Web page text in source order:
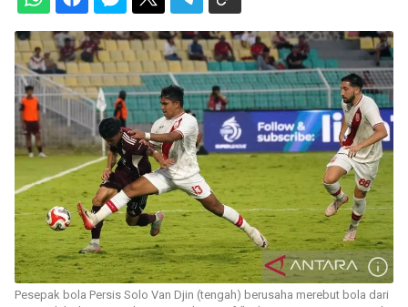
Pesepak bola Persis Solo Van Djin (tengah) berusaha merebut bola dari